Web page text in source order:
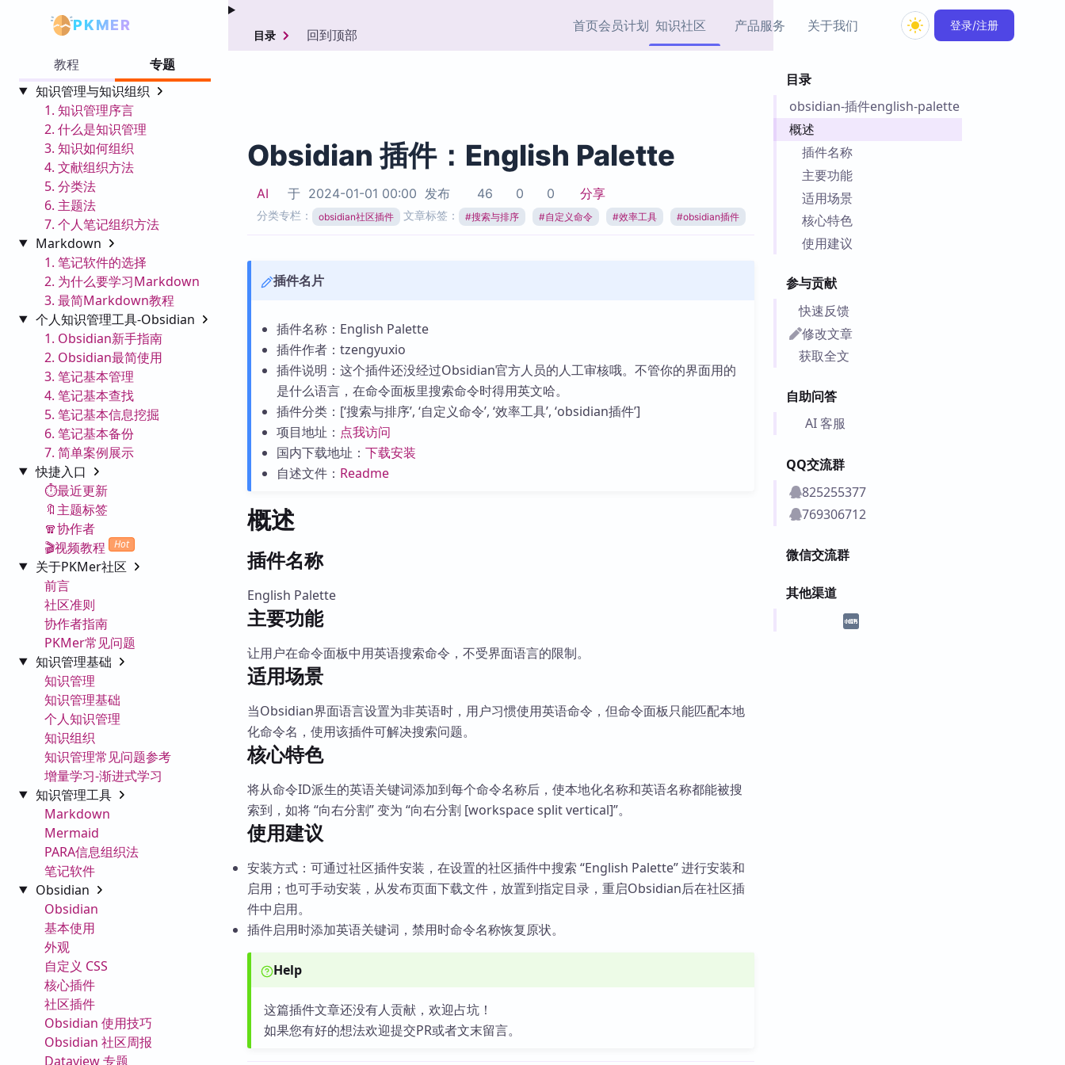
PKMER 首页会员计划 知识社区
协作者
热门链接 Top5
产品服务
载
加速访问 Obsidian 官方
市场
插件
Obsidian 教程
关于我们 登录/注册
教程
专题
知识管理与知识组织
1. 知识管理序言
2. 什么是知识管理
3. 知识如何组织
4. 文献组织方法
5. 分类法
6. 主题法
7. 个人笔记组织方法
Markdown
1. 笔记软件的选择
2. 为什么要学习Markdown
3. 最简Markdown教程
个人知识管理工具-Obsidian
1. Obsidian新手指南
2. Obsidian最简使用
3. 笔记基本管理
4. 笔记基本查找
5. 笔记基本信息挖掘
6. 笔记基本备份
7. 简单案例展示
快捷入口
⏱️最近更新
🔖主题标签
🧣协作者
🎬视频教程
Hot
关于PKMer社区
前言
社区准则
协作者指南
PKMer常见问题
知识管理基础
知识管理
知识管理基础
个人知识管理
知识组织
知识管理常见问题参考
增量学习-渐进式学习
知识管理工具
Markdown
Mermaid
PARA信息组织法
笔记软件
Obsidian
Obsidian
基本使用
外观
自定义 CSS
核心插件
社区插件
Obsidian 使用技巧
Obsidian 社区周报
Dataview 专题
目录
obsidian-插件english-palette
概述
插件名称
主要功能
适用场景
核心特色
使用建议
参与贡献
快速反馈
修改文章
获取全文
自助问答
AI 客服
QQ交流群
825255377
769306712
微信交流群
其他渠道
目录 回到顶部
Obsidian 插件：English Palette
AI 于 2024-01-01 00:00 发布 46 0 0 分享
分类专栏： obsidian社区插件 文章标签： #搜索与排序 #自定义命令 #效率工具 #obsidian插件
插件名片
插件名称：English Palette
插件作者：tzengyuxio
插件说明：这个插件还没经过Obsidian官方人员的人工审核哦。不管你的界面用的
是什么语言，在命令面板里搜索命令时得用英文哈。
插件分类：[‘搜索与排序’, ‘自定义命令’, ‘效率工具’, ‘obsidian插件’]
项目地址： 点我访问
国内下载地址： 下载安装
自述文件： Readme
概述
插件名称
English Palette
主要功能
让用户在命令面板中用英语搜索命令，不受界面语言的限制。
适用场景
当Obsidian界面语言设置为非英语时，用户习惯使用英语命令，但命令面板只能匹配本地
化命令名，使用该插件可解决搜索问题。
核心特色
将从命令ID派生的英语关键词添加到每个命令名称后，使本地化名称和英语名称都能被搜
索到，如将 “向右分割” 变为 “向右分割 [workspace split vertical]”。
使用建议
安装方式：可通过社区插件安装，在设置的社区插件中搜索 “English Palette” 进行安装和
启用；也可手动安装，从发布页面下载文件，放置到指定目录，重启Obsidian后在社区插
件中启用。
插件启用时添加英语关键词，禁用时命令名称恢复原状。
Help
这篇插件文章还没有人贡献，欢迎占坑！
如果您有好的想法欢迎提交PR或者文末留言。